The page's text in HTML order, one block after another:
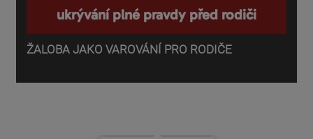
ukrývání plné pravdy před rodiči
ŽALOBA JAKO VAROVÁNÍ PRO RODIČE